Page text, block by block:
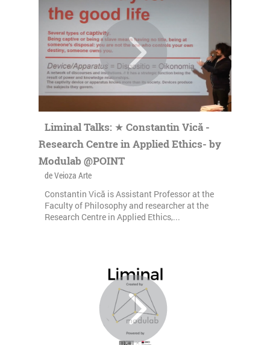
Liminal Talks: ★ Constantin Vică -
Research Centre in Applied Ethics- by
Modulab @POINT
de Veioza Arte
Constantin Vică is Assistant Professor at the
Faculty of Philosophy and researcher at the
Research Centre in Applied Ethics,...